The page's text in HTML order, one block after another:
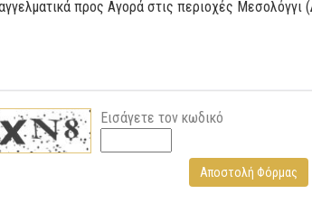
Εισάγετε τον κωδικό
Αποστολή Φόρμας